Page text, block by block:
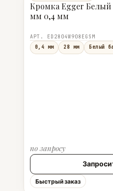
Кромка Egger Белый
мм 0,4 мм
АРТ. ED2804W908EGSM
0,4 мм
28 мм Белый
по запросу
Быстрый заказ